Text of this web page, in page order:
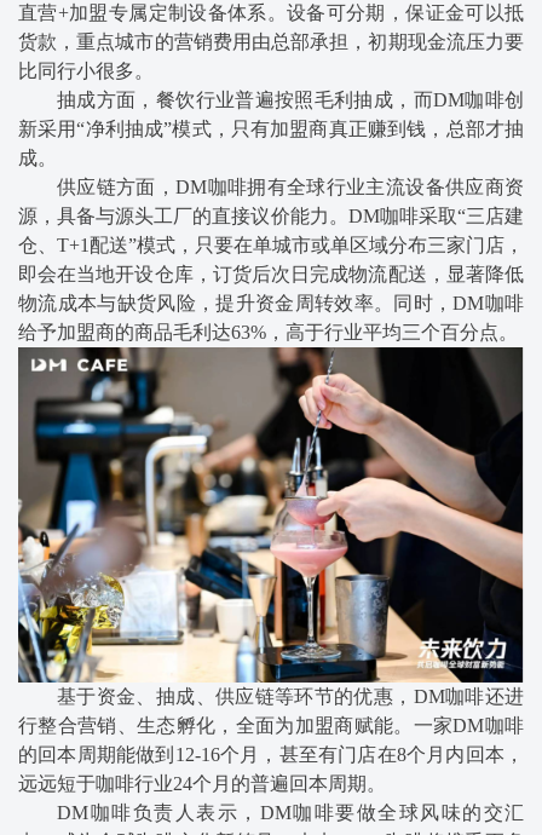
直营+加盟专属定制设备体系。设备可分期，保证金可以抵
货款，重点城市的营销费用由总部承担，初期现金流压力要
比同行小很多。
抽成方面，餐饮行业普遍按照毛利抽成，而DM咖啡创
新采用“净利抽成”模式，只有加盟商真正赚到钱，总部才抽
成。
供应链方面，DM咖啡拥有全球行业主流设备供应商资
源，具备与源头工厂的直接议价能力。DM咖啡采取“三店建
仓、T+1配送”模式，只要在单城市或单区域分布三家门店，
即会在当地开设仓库，订货后次日完成物流配送，显著降低
物流成本与缺货风险，提升资金周转效率。同时，DM咖啡
给予加盟商的商品毛利达63%，高于行业平均三个百分点。
基于资金、抽成、供应链等环节的优惠，DM咖啡还进
行整合营销、生态孵化，全面为加盟商赋能。一家DM咖啡
的回本周期能做到12-16个月，甚至有门店在8个月内回本，
远远短于咖啡行业24个月的普遍回本周期。
DM咖啡负责人表示，DM咖啡要做全球风味的交汇